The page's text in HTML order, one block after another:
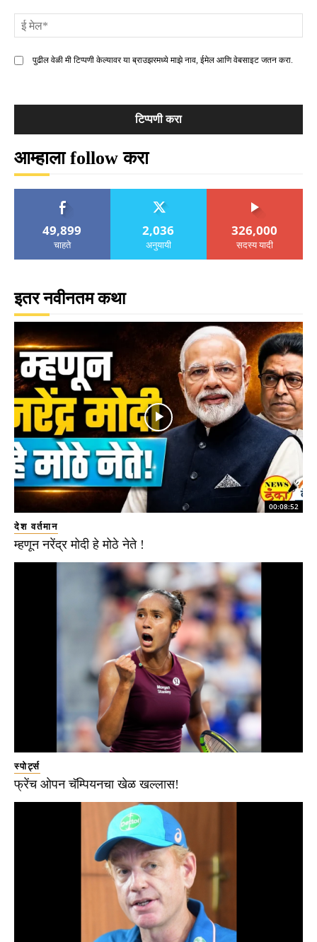
पुढील वेळी मी टिप्पणी केल्यावर या ब्राउझरमध्ये माझे नाव, ईमेल आणि वेबसाइट जतन करा.
आम्हाला follow करा
49,899
चाहते
2,036
अनुयायी
326,000
सदस्य यादी
इतर नवीनतम कथा
00:08:52
देश वर्तमान
म्हणून नरेंद्र मोदी हे मोठे नेते !
स्पोर्ट्स
फ्रेंच ओपन चॅम्पियनचा खेळ खल्लास!